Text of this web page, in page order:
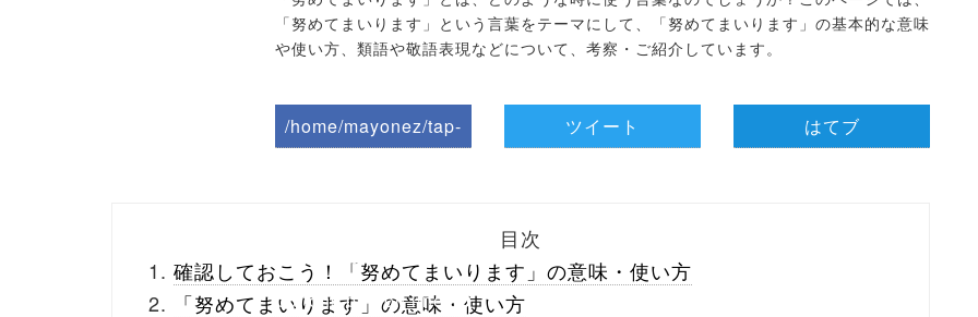
「努めてまいります」という言葉をテーマにして、「努めてまいります」の基本的な意味
や使い方、類語や敬語表現などについて、考察・ご紹介しています。
/home/mayonez/tap-
_theme/parts/sns-
buttons.php on line 10
ツイート はてブ
目次
確認しておこう！「努めてまいります」の意味・使い方
「努めてまいります」の意味・使い方